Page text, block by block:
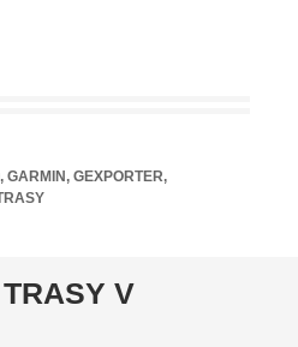
, GARMIN, GEXPORTER,
V